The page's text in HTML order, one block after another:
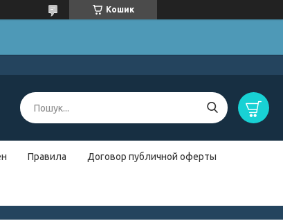
Кошик
Правила Договор публичной оферты